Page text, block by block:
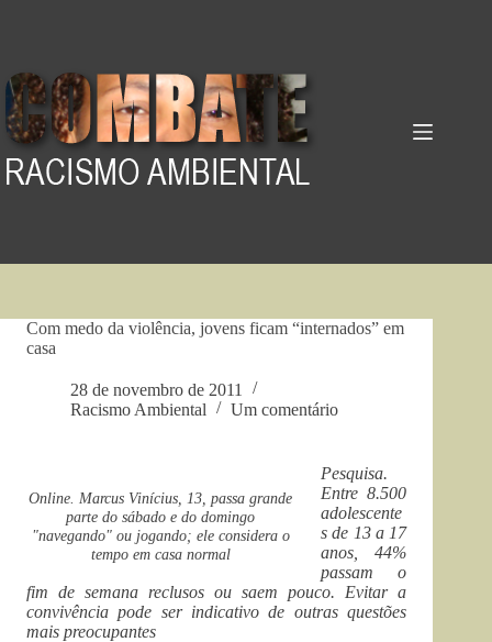
Com medo da violência, jovens ficam “internados” em
casa
28 de novembro de 2011
Racismo Ambiental
Um comentário
Online. Marcus Vinícius, 13, passa grande
parte do sábado e do domingo
"navegando" ou jogando; ele considera o
tempo em casa normal
Pesquisa.
Entre 8.500
adolescente
s de 13 a 17
anos, 44%
passam o
fim de semana reclusos ou saem pouco. Evitar a
convivência pode ser indicativo de outras questões
mais preocupantes